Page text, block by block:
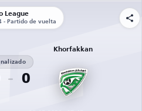
League
- Partido de vuelta
0
Khorfakkan